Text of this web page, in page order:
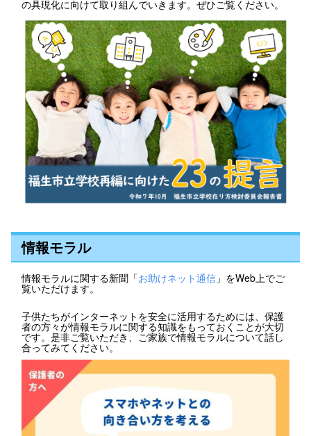
の具現化に向けて取り組んでいきます。ぜひご覧ください。
情報モラル
情報モラルに関する新聞「お助けネット通信 」をWeb上でご
覧いただけます。
子供たちがインターネットを安全に活用するためには、保護
者の方々が情報モラルに関する知識をもっておくことが大切
です。是非ご覧いただき、ご家族で情報モラルについて話し
合ってみてください。